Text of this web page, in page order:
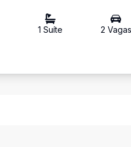
1 Suíte 2 Vagas